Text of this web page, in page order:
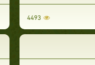
4493